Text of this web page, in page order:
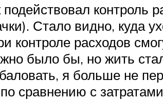
контроль
Стало видно, куда
контроле расходов
было бы, но жить
я больше не
сравнению с